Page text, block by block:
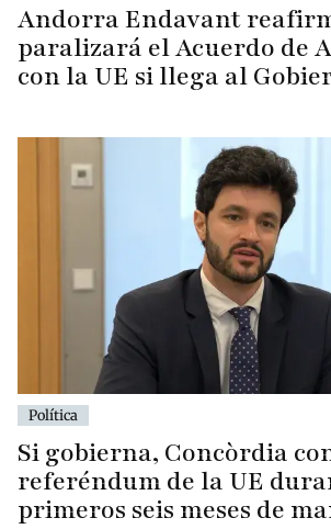
Andorra Endavant
paralizará el Acuerdo de
con la UE si llega al
Política
Si gobierna, Concòrdia
referéndum de la UE
primeros seis meses de